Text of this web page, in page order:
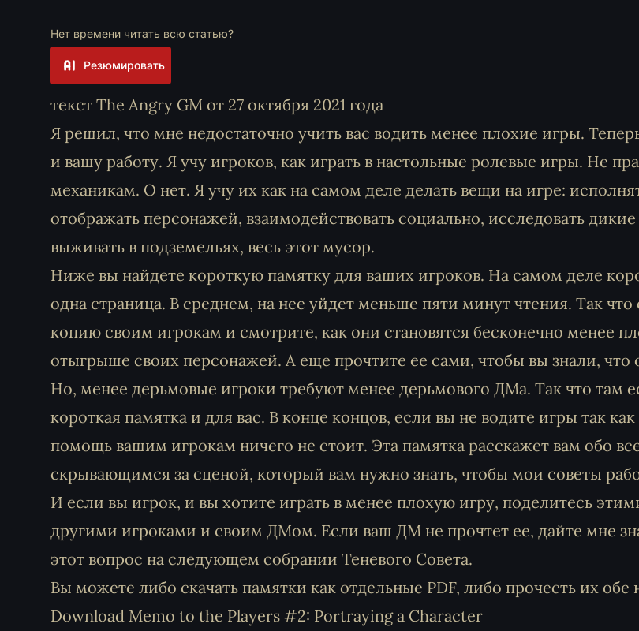
Нет времени читать всю статью?
Резюмировать
текст The Angry GM от 27 октября 2021 года
Я решил, что мне недостаточно учить вас водить менее плохие игры.
и вашу работу. Я учу игроков, как играть в настольные ролевые игры. Не
механикам. О нет. Я учу их как на самом деле делать вещи на игре:
отображать персонажей, взаимодействовать социально, исследовать
выживать в подземельях, весь этот мусор.
Ниже вы найдете короткую памятку для ваших игроков. На самом деле
одна страница. В среднем, на нее уйдет меньше пяти минут чтения. Так что
копию своим игрокам и смотрите, как они становятся бесконечно менее
отыгрыше своих персонажей. А еще прочтите ее сами, чтобы вы знали, что
Но, менее дерьмовые игроки требуют менее дерьмового ДМа. Так что там
короткая памятка и для вас. В конце концов, если вы не водите игры так
помощь вашим игрокам ничего не стоит. Эта памятка расскажет вам обо
скрывающимся за сценой, который вам нужно знать, чтобы мои советы
И если вы игрок, и вы хотите играть в менее плохую игру, поделитесь
другими игроками и своим ДМом. Если ваш ДМ не прочтет ее, дайте мне
этот вопрос на следующем собрании Теневого Совета.
Вы можете либо скачать памятки как отдельные PDF, либо прочесть их обе
Download Memo to the Players #2: Portraying a Character